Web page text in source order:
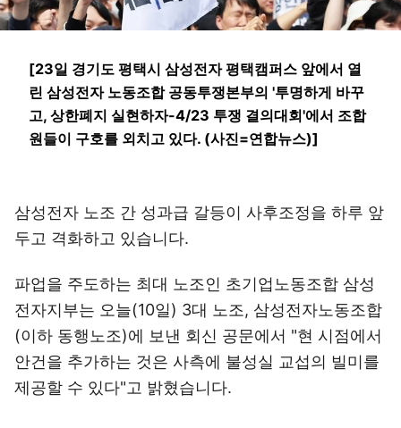
[23일 경기도 평택시 삼성전자 평택캠퍼스 앞에서 열
린 삼성전자 노동조합 공동투쟁본부의 '투명하게 바꾸
고, 상한폐지 실현하자-4/23 투쟁 결의대회'에서 조합
원들이 구호를 외치고 있다. (사진=연합뉴스)]
삼성전자 노조 간 성과급 갈등이 사후조정을 하루 앞
두고 격화하고 있습니다.
파업을 주도하는 최대 노조인 초기업노동조합 삼성
전자지부는 오늘(10일) 3대 노조, 삼성전자노동조합
(이하 동행노조)에 보낸 회신 공문에서 "현 시점에서
안건을 추가하는 것은 사측에 불성실 교섭의 빌미를
제공할 수 있다"고 밝혔습니다.